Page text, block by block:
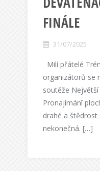
FINÁLE
31/07/2025
Milí přátelé
organizátorů se
soutěže
Pronajímánî
drahé a
nekonečná. […]